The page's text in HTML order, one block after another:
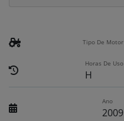
Tipo De Motor
Horas De Uso
H
Ano
2009